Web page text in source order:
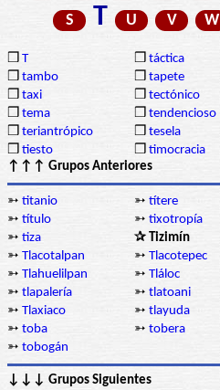
S
T U V W
❒ T ❒ táctica
❒ tambo ❒ tapete
❒ taxi ❒ tectónico
❒ tema ❒ tendencioso
❒ teriantrópico ❒ tesela
❒ tiesto ❒ timocracia
↑↑↑ Grupos Anteriores
➳ titanio ➳ títere
➳ título ➳ tixotropía
➳ tiza ✰ Tizimín
➳ Tlacotalpan ➳ Tlacotepec
➳ Tlahuelilpan ➳ Tláloc
➳ tlapalería ➳ tlatoani
➳ Tlaxiaco ➳ tlayuda
➳ toba ➳ tobera
➳ tobogán
↓↓↓ Grupos Siguientes